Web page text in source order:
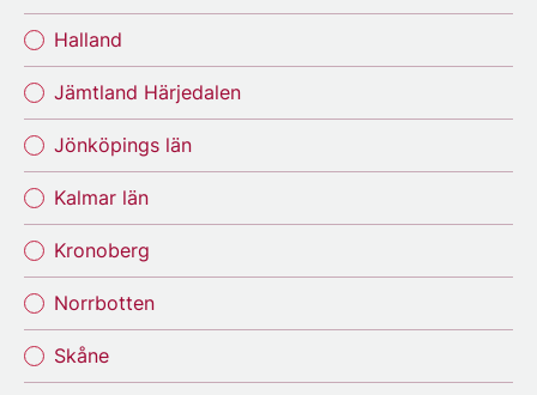
Halland
Jämtland Härjedalen
Jönköpings län
Kalmar län
Kronoberg
Norrbotten
Skåne